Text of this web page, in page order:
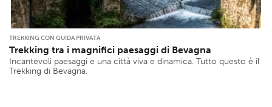
TREKKING CON GUIDA PRIVATA
Trekking tra i magnifici paesaggi di Bevagna
Incantevoli paesaggi e una città viva e dinamica. Tutto questo è il
Trekking di Bevagna.